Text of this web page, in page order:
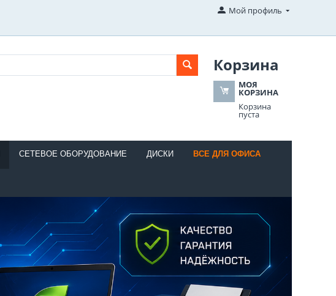
Мой профиль
Корзина
МОЯ
КОРЗИНА
Корзина
пуста
СЕТЕВОЕ ОБОРУДОВАНИЕ ДИСКИ ВСЕ ДЛЯ ОФИСА